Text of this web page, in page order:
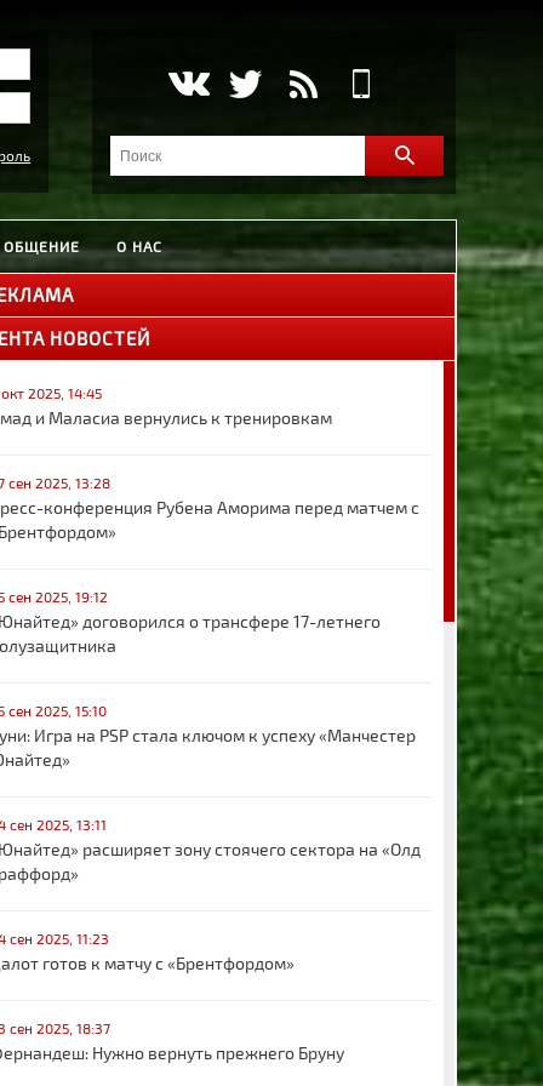
ОБЩЕНИЕ О НАС
НОВОСТЕЙ
2025, 14:45
и Маласиа вернулись к тренировкам
сен 2025, 13:28
конференция Рубена Аморима перед матчем с
сен 2025, 19:12
договорился о трансфере 17-летнего
сен 2025, 15:10
Игра на PSP стала ключом к успеху «Манчестер
сен 2025, 13:11
расширяет зону стоячего сектора на «Олд
сен 2025, 11:23
готов к матчу с «Брентфордом»
сен 2025, 18:37
Нужно вернуть прежнего Бруну